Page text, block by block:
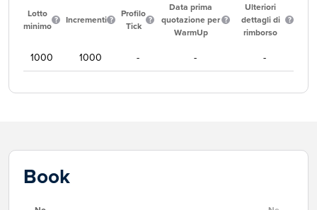
Lotto
minimo
Incrementi
Profilo
Tick
Data prima
quotazione per
WarmUp
Ulteriori
dettagli di
rimborso
1000 1000 - - -
Book